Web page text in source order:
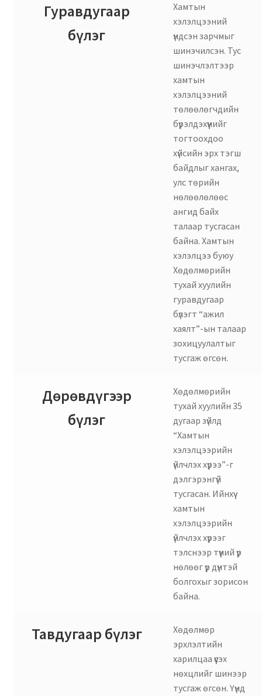
Гуравдугаар
бүлэг
Хамтын
хэлэлцээний
үндсэн зарчмыг
шинэчилсэн. Тус
шинэчлэлтээр
хамтын
хэлэлцээний
төлөөлөгчдийн
бүрэлдэхүүнийг
тогтоохдоо
хүйсийн эрх тэгш
байдлыг хангах,
улс төрийн
нөлөөлөлөөс
ангид байх
талаар тусгасан
байна. Хамтын
хэлэлцээ буюу
Хөдөлмөрийн
тухай хуулийн
гуравдугаар
бүлэгт “ажил
хаялт”-ын талаар
зохицуулалтыг
тусгаж өгсөн.
Дөрөвдүгээр
бүлэг
Хөдөлмөрийн
тухай хуулийн 35
дугаар зүйлд
“Хамтын
хэлэлцээрийн
үйлчлэх хүрээ”-г
дэлгэрэнгүй
тусгасан. Ийнхүү
хамтын
хэлэлцээрийн
үйлчлэх хүрээг
тэлснээр түүний үр
нөлөөг үр дүнтэй
болгохыг зорисон
байна.
Тавдугаар бүлэг
Хөдөлмөр
эрхлэлтийн
харилцаа үүсэх
нөхцлийг шинээр
тусгаж өгсөн. Үүнд